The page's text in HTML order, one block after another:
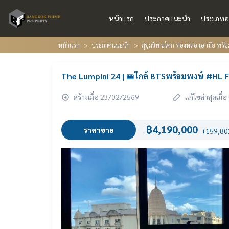
หน้าแรก ประกาศแนะนำ ประเภท
หน้าแรก ประกาศแนะนำ สุขุมวิท อโศก ทองหล่อ เอกมัย พร้
The Lumpini 24 | 🚝ใกล้ BTSพร้อมพงษ์ #HL
สร้างเมื่อ 23/02/2569 แก้ไขล่าสุดเมื่
ราคาขาย ฿4,190,000